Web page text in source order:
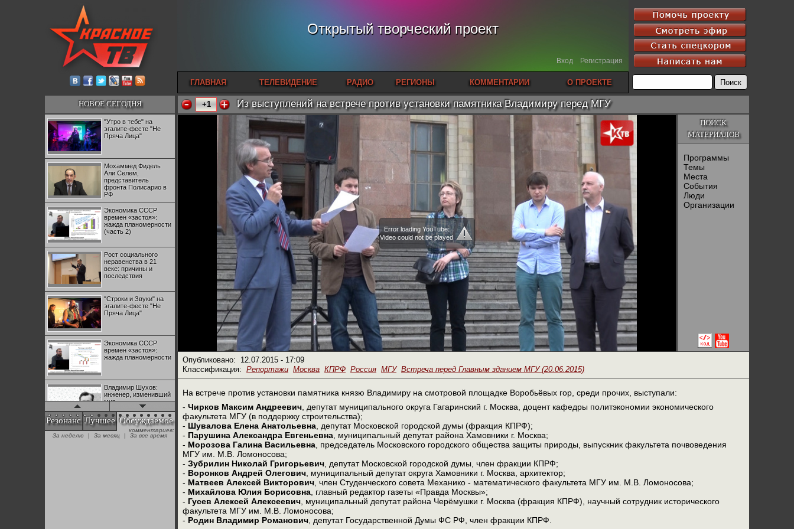
Открытый творческий проект
Вход Регистрация
ГЛАВНАЯ ТЕЛЕВИДЕНИЕ РАДИО РЕГИОНЫ КОММЕНТАРИИ О ПРОЕКТЕ
НОВОЕ СЕГОДНЯ
"Утро в тебе" на
эгалите-фесте "Не
Пряча Лица"
Мохаммед Фидель
Али Селем,
представитель
фронта Полисарио в
РФ
Экономика СССР
времен «застоя»:
жажда планомерности
(часть 2)
Рост социального
неравенства в 21
веке: причины и
последствия
"Строки и Звуки" на
эгалите-фесте "Не
Пряча Лица"
Экономика СССР
времен «застоя»:
жажда планомерности
Владимир Шухов:
инженер, изменивший
мир
"Аркадий Коц" на
эгалите-фесте "Не
Резонанс Лучшее Обсуждаемое
комментариев:
За неделю
| За месяц | За все время
+1 Из выступлений на встрече против установки памятника Владимиру перед МГУ
ПОИСК
МАТЕРИАЛОВ
Программы
Темы
Места
События
Люди
Организации
Error loading YouTube:
Video could not be played
Опубликовано: 12.07.2015 - 17:09
Классификация: Репортажи Москва КПРФ Россия МГУ Встреча перед Главным зданием МГУ (20.06.2015)
На встрече против установки памятника князю Владимиру на смотровой площадке Воробьёвых гор, среди прочих, выступали:
- Чирков Максим Андреевич , депутат муниципального округа Гагаринский г. Москва, доцент кафедры политэкономии экономического
факультета МГУ (в поддержку строительства);
- Шувалова Елена Анатольевна , депутат Московской городской думы (фракция КПРФ);
- Парушина Александра Евгеньевна , муниципальный депутат района Хамовники г. Москва;
- Морозова Галина Васильевна , председатель Московского городского общества защиты природы, выпускник факультета почвоведения
МГУ им. М.В. Ломоносова;
- Зубрилин Николай Григорьевич , депутат Московской городской думы, член фракции КПРФ;
- Воронков Андрей Олегович , муниципальный депутат округа Хамовники г. Москва, архитектор;
- Матвеев Алексей Викторович , член Студенческого совета Механико - математического факультета МГУ им. М.В. Ломоносова;
- Михайлова Юлия Борисовна , главный редактор газеты «Правда Москвы»;
- Гусев Алексей Алексеевич , муниципальный депутат района Черёмушки г. Москва (фракция КПРФ), научный сотрудник исторического
факультета МГУ им. М.В. Ломоносова;
- Родин Владимир Романович , депутат Государственной Думы ФС РФ, член фракции КПРФ.